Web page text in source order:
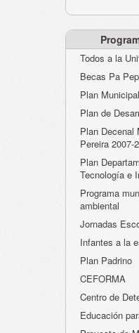
Humano-Cesantías
Todos a la
Becas Pa
Plan
Plan de
Plan Decenal
Pereira 2007-
Plan
Tecnología e
Programa
ambiental
Jornadas
Infantes a la
Plan Padrino
CEFORMA
Centro de
Educación